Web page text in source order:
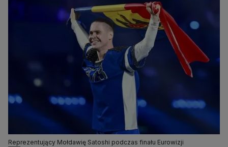
Reprezentujący Mołdawię Satoshi podczas finału Eurowizji